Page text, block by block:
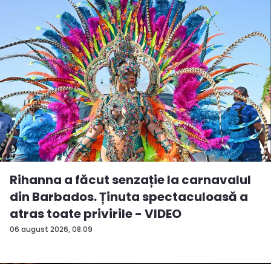
06 august 2026, 08:09
Rihanna a făcut senzație la carnavalul
din Barbados. Ținuta spectaculoasă a
atras toate privirile - VIDEO